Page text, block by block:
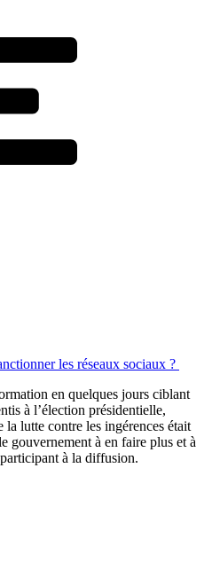
les réseaux sociaux ?
en quelques jours ciblant
à l’élection présidentielle,
la lutte contre les ingérences était
gouvernement à en faire plus et à
à la diffusion.